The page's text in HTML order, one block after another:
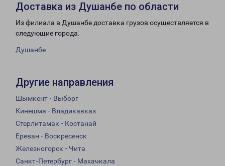
Доставка из Душанбе по области
Из филиала в Душанбе доставка грузов осуществляется в
следующие города:
Душанбе
Другие направления
Шымкент - Выборг
Кинешма - Владикавказ
Стерлитамак - Костанай
Ереван - Воскресенск
Железногорск - Чита
Санкт-Петербург - Махачкала